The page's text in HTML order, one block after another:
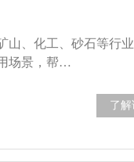
山、化工、砂石等行
场景，帮…
了解